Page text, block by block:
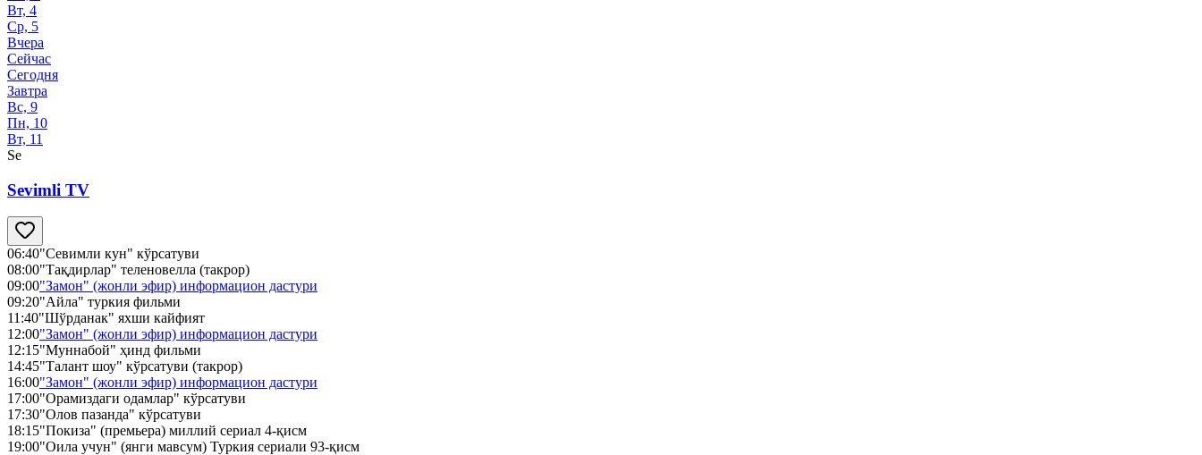
Вт, 4
Ср, 5
Вчера
Сейчас
Сегодня
Завтра
Вс, 9
Пн, 10
Вт, 11
Se
Sevimli TV
06:40"Севимли кун" кўрсатуви
08:00"Тақдирлар" теленовелла (такрор)
09:00"Замон" (жонли эфир) информацион дастури
09:20"Айла" туркия фильми
11:40"Шўрданак" яхши кайфият
12:00"Замон" (жонли эфир) информацион дастури
12:15"Муннабой" ҳинд фильми
14:45"Талант шоу" кўрсатуви (такрор)
16:00"Замон" (жонли эфир) информацион дастури
17:00"Орамиздаги одамлар" кўрсатуви
17:30"Олов пазанда" кўрсатуви
18:15"Покиза" (премьера) миллий сериал 4-қисм
19:00"Оила учун" (янги мавсум) Туркия сериали 93-қисм